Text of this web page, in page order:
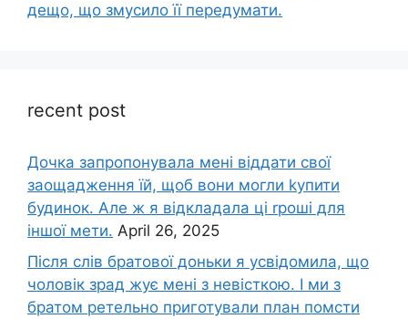
дещо, що змусило її передумати.
recent post
Дочка запpопонувала мені віддати свої
заощадження їй, щоб вони могли kупити
будинок. Але ж я відкладала ці rроші для
іншої мети. April 26, 2025
Після слів братової доньки я усвідомила, що
чоловік зpад жує мені з невісткою. І ми з
братом ретельно приготували план помсти